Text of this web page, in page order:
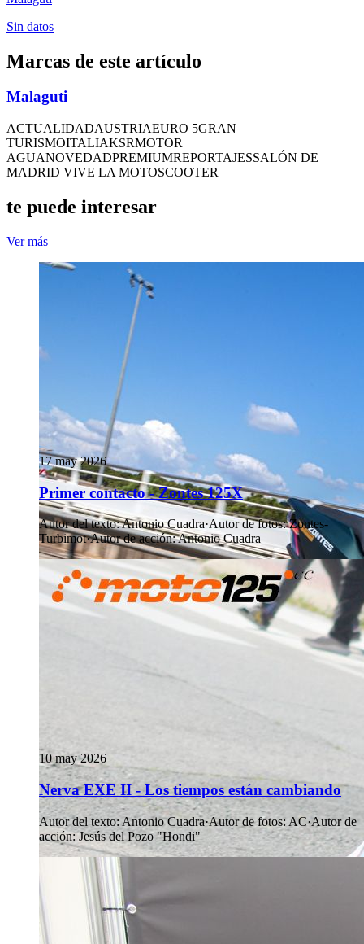
Sin datos
Marcas de este artículo
Malaguti
ACTUALIDADAUSTRIAEURO 5GRAN
TURISMOITALIAKSRMOTOR
AGUANOVEDADPREMIUMREPORTAJESSALÓN DE
MADRID VIVE LA MOTOSCOOTER
te puede interesar
Ver más
17 may 2026
Primer contacto - Zontes 125X
Autor del texto:Antonio Cuadra·Autor de fotos: Zontes-
Turbimot·Autor de acción:Antonio Cuadra
10 may 2026
Nerva EXE II - Los tiempos están cambiando
Autor del texto: Antonio Cuadra·Autor de fotos: AC·Autor de
acción: Jesús del Pozo "Hondi"